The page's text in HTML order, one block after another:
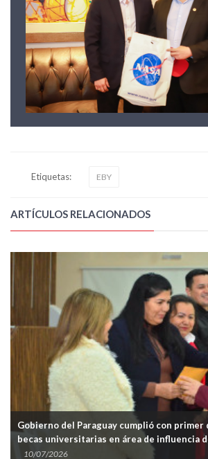
Etiquetas: EBY
ARTÍCULOS RELACIONADOS
Paraguay cumplió con primer desembolso de
en área de influencia de Yacyretá